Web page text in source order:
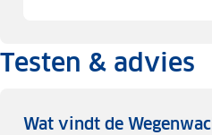
Testen & advies
Wat vindt de